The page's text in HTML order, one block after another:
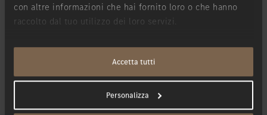
con altre informazioni che hai fornito loro o che hanno
raccolto dal tuo utilizzo dei loro servizi.
Accetta tutti
Personalizza
E-mail
Telefono*